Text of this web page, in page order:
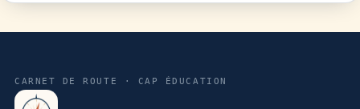
CARNET DE ROUTE · CAP ÉDUCATION